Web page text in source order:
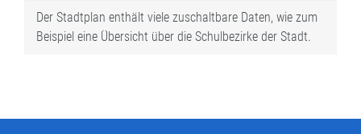
Der Stadtplan enthält viele zuschaltbare Daten, wie zum
Beispiel eine Übersicht über die Schulbezirke der Stadt.